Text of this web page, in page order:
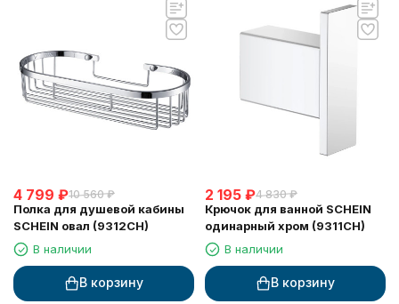
4 799 ₽10 560 ₽
Полка для душевой кабины
SCHEIN овал (9312CH)
В наличии
В корзину
2 195 ₽4 830 ₽
Крючок для ванной SCHEIN
одинарный хром (9311CH)
В наличии
В корзину